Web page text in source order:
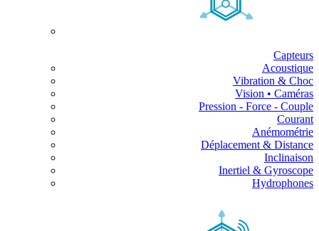
Capteurs
Acoustique
Vibration & Choc
Vision • Caméras
Pression - Force - Couple
Courant
Anémométrie
Déplacement & Distance
Inclinaison
Inertiel & Gyroscope
Hydrophones